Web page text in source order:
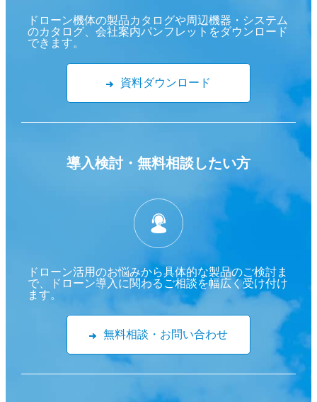
ドローン機体の製品カタログや周辺機器・システム
のカタログ、会社案内パンフレットをダウンロード
できます。
資料ダウンロード
導入検討・ 無料相談したい方
ドローン活用のお悩みから具体的な製品のご検討ま
で、ドローン導入に関わるご相談を幅広く受け付け
ます。
無料相談・お問い合わせ